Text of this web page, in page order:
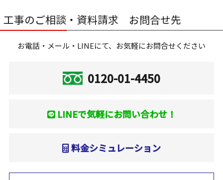
工事のご相談・資料請求 お問合せ先
お電話・メール・LINEにて、お気軽にお問合せください
0120-01-4450
LINEで気軽にお問い合わせ！
料金シミュレーション